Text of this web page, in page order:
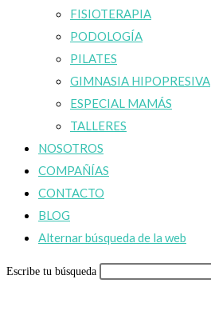
FISIOTERAPIA
PODOLOGÍA
PILATES
GIMNASIA HIPOPRESIVA
ESPECIAL MAMÁS
TALLERES
NOSOTROS
COMPAÑÍAS
CONTACTO
BLOG
Alternar búsqueda de la web
Escribe tu búsqueda